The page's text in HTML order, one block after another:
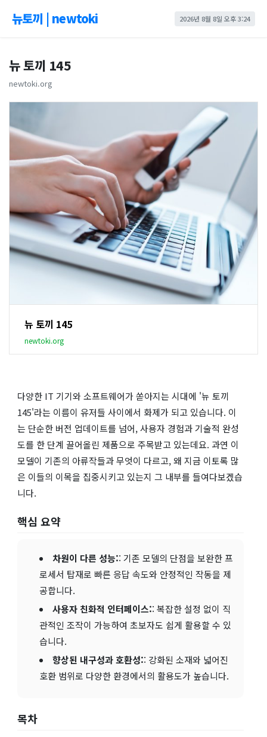
뉴토끼 | newtoki 2026년 8월 8일 오후 3:24
뉴 토끼 145
newtoki.org
뉴 토끼 145
newtoki.org
다양한 IT 기기와 소프트웨어가 쏟아지는 시대에 '뉴 토끼
145'라는 이름이 유저들 사이에서 화제가 되고 있습니다. 이
는 단순한 버전 업데이트를 넘어, 사용자 경험과 기술적 완성
도를 한 단계 끌어올린 제품으로 주목받고 있는데요. 과연 이
모델이 기존의 아류작들과 무엇이 다르고, 왜 지금 이토록 많
은 이들의 이목을 집중시키고 있는지 그 내부를 들여다보겠습
니다.
핵심 요약
차원이 다른 성능:: 기존 모델의 단점을 보완한 프
로세서 탑재로 빠른 응답 속도와 안정적인 작동을 제
공합니다.
사용자 친화적 인터페이스:: 복잡한 설정 없이 직
관적인 조작이 가능하여 초보자도 쉽게 활용할 수 있
습니다.
향상된 내구성과 호환성:: 강화된 소재와 넓어진
호환 범위로 다양한 환경에서의 활용도가 높습니다.
목차